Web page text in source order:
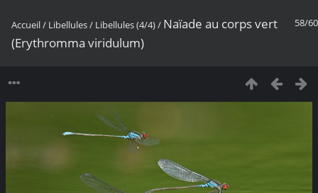
58/60
Accueil/ Libellules/ Libellules (4/4)/ Naïade au corps vert
(Erythromma viridulum)